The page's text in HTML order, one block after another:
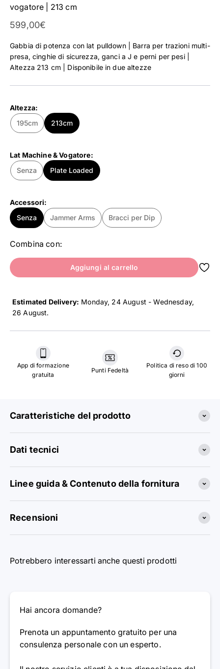
vogatore | 213 cm
Prezzo scontato
599,00€
Gabbia di potenza con lat pulldown | Barra per trazioni multi-
presa, cinghie di sicurezza, ganci a J e perni per pesi |
Altezza 213 cm | Disponibile in due altezze
Altezza:
195cm
213cm
Lat Machine & Vogatore:
Senza
Plate Loaded
Accessori:
Senza
Jammer Arms Bracci per Dip
Combina con:
Aggiungi al carrello
Estimated Delivery: Monday, 24 August - Wednesday,
26 August.
App di formazione
gratuita
Punti Fedeltà
Politica di reso di 100
giorni
Caratteristiche del prodotto
Dati tecnici
Linee guida & Contenuto della fornitura
Recensioni
Potrebbero interessarti anche questi prodotti
Hai ancora domande?
Prenota un appuntamento gratuito per una
consulenza personale con un esperto.